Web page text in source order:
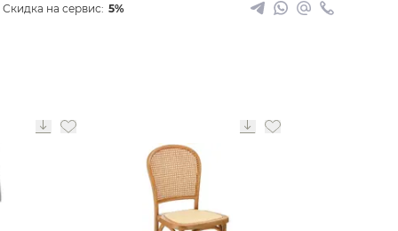
Скидка на сервис: 5%